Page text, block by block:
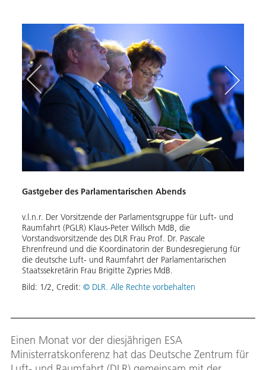
Gastgeber des Parlamentarischen Abends
v.l.n.r. Der Vorsitzende der Parlamentsgruppe für Luft- und
Raumfahrt (PGLR) Klaus-Peter Willsch MdB, die
Vorstandsvorsitzende des DLR Frau Prof. Dr. Pascale
Ehrenfreund und die Koordinatorin der Bundesregierung für
die deutsche Luft- und Raumfahrt der Parlamentarischen
Staatssekretärin Frau Brigitte Zypries MdB.
Bild: 1/2, Credit: © DLR. Alle Rechte vorbehalten
Einen Monat vor der diesjährigen ESA
Ministerratskonferenz hat das Deutsche Zentrum für